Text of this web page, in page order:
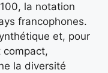
la notation
francophones.
et, pour
compact,
la diversité